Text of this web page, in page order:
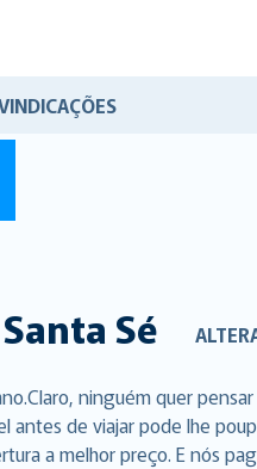
Santa Sé
ninguém quer
antes de viajar pode lhe
a melhor preço. E nós